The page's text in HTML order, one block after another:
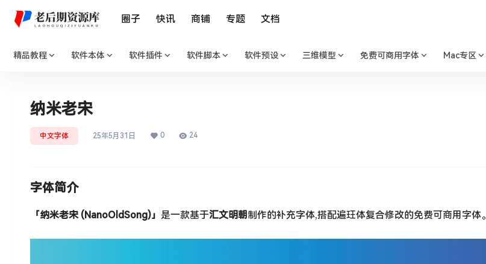
圈子 快讯 商铺 专题 文档
精品教程 软件本体 软件插件 软件脚本 软件预设 三维模型 免费可商用字体 Mac专区
纳米老宋
中文字体 25年5月31日 0 24
字体简介
「纳米老宋 (NanoOldSong)」 是一款基于汇文明朝制作的补充字体,搭配遍玨体复合修改的免费可商用字体。